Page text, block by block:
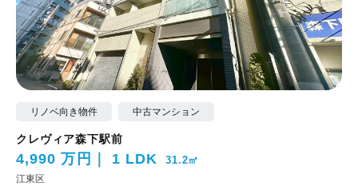
リノベ向き物件 中古マンション
クレヴィア森下駅前
4,990 万円 1 LDK 31.2㎡
江東区